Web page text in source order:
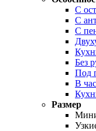
С
С
С
Без
Под
В
Размер